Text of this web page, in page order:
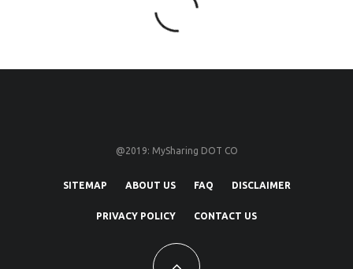
@2019: MySharing DOT CO
SITEMAP ABOUT US FAQ DISCLAIMER
PRIVACY POLICY CONTACT US